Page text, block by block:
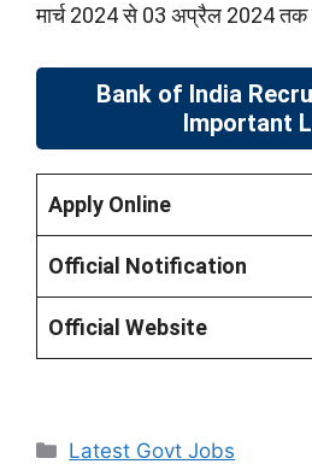
मार्च 2024 से 03 अप्रैल 2024 तक
Bank of India
Important
Apply Online
Official Notification
Official Website
Categories
Latest Govt Jobs